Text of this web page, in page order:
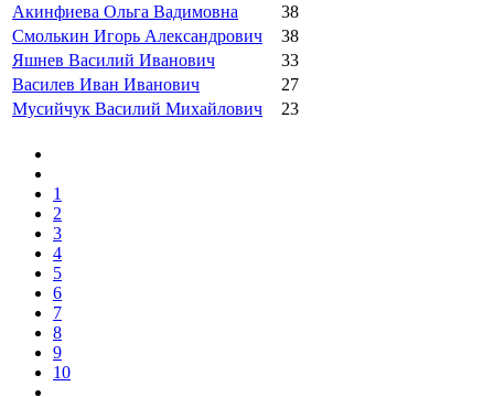
Акинфиева Ольга Вадимовна
38
Смолькин Игорь Александрович
38
Яшнев Василий Иванович
33
Василев Иван Иванович
27
Мусийчук Василий Михайлович
23
1
2
3
4
5
6
7
8
9
10